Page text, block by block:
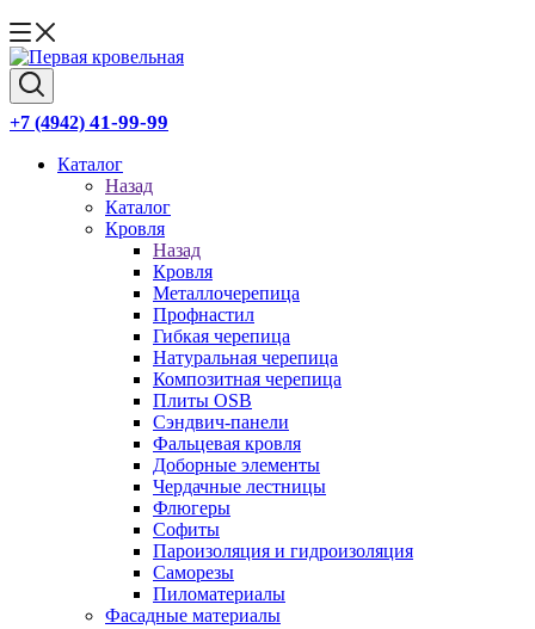
+7 (4942) 41-99-99
Каталог
Назад
Каталог
Кровля
Назад
Кровля
Металлочерепица
Профнастил
Гибкая черепица
Натуральная черепица
Композитная черепица
Плиты OSB
Сэндвич-панели
Фальцевая кровля
Доборные элементы
Чердачные лестницы
Флюгеры
Софиты
Пароизоляция и гидроизоляция
Саморезы
Пиломатериалы
Фасадные материалы